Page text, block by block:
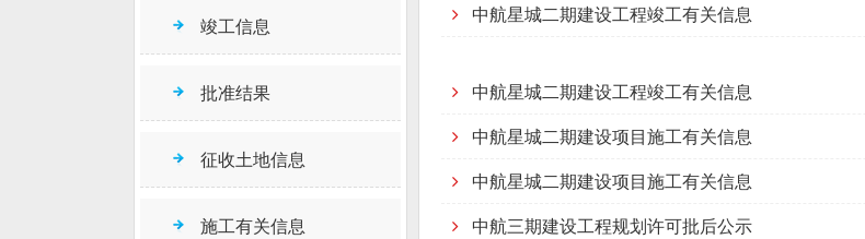
竣工信息
批准结果
征收土地信息
施工有关信息
中航星城二期建设工程竣工有关信息
中航星城二期建设工程竣工有关信息
中航星城二期建设项目施工有关信息
中航星城二期建设项目施工有关信息
中航三期建设工程规划许可批后公示